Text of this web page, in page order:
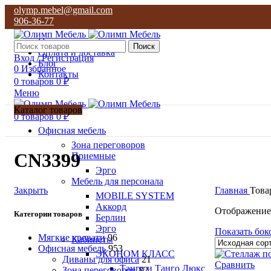
olymp.mebel@gmail.com
906-36-77
О нас
Оплата и доставка
Блог
Контакты
Поиск
Вход / Регистрация
0 Избранное
0 товаров 0₽
Меню
0товаров 0₽
Каталог товаров
Офисная мебель
Зона переговоров
Приемные
Эрго
Мебель для персонала
MOBILE SYSTEM
Аккорд
Берлин
Эрго
Кабинеты
ЭКОНОМ КЛАСС
Танго и Танго Люкс
CN3399
Закрыть
Категории товаров
Мягкие кровати 96
Офисная мебель 953
Диваны для офиса 21
Главная
Отображение
Показать
Сравнить